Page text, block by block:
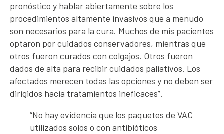
pronóstico y hablar abiertamente sobre los
procedimientos altamente invasivos que a menudo
son necesarios para la cura. Muchos de mis pacientes
optaron por cuidados conservadores, mientras que
otros fueron curados con colgajos. Otros fueron
dados de alta para recibir cuidados paliativos. Los
afectados merecen todas las opciones y no deben ser
dirigidos hacia tratamientos ineficaces”.
“No hay evidencia que los paquetes de VAC
utilizados solos o con antibióticos